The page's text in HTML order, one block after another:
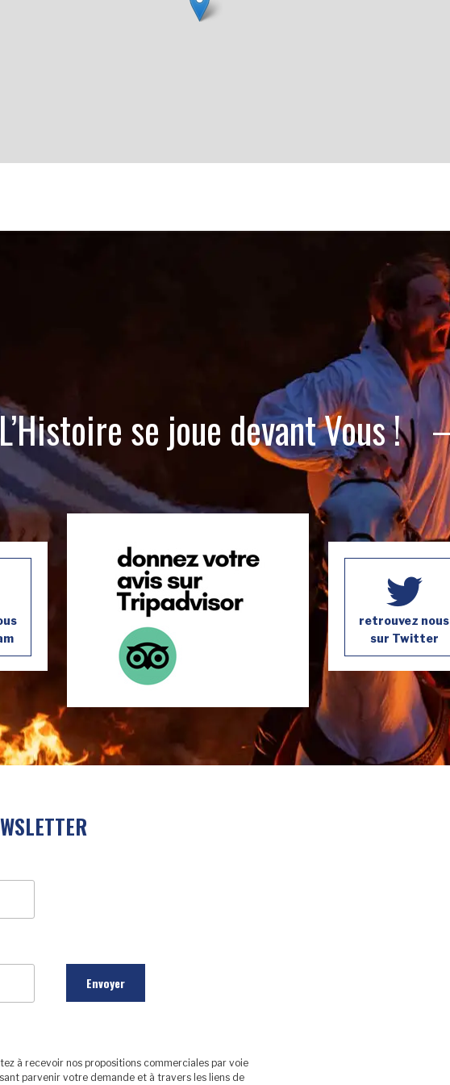
se joue devant Vous !
retrouvez nous
sur Twitter
à recevoir nos propositions commerciales par voie
parvenir votre demande et à travers les liens de